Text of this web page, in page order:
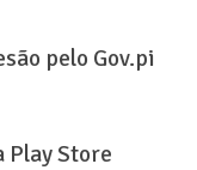
pelo Gov.pi
Play Store